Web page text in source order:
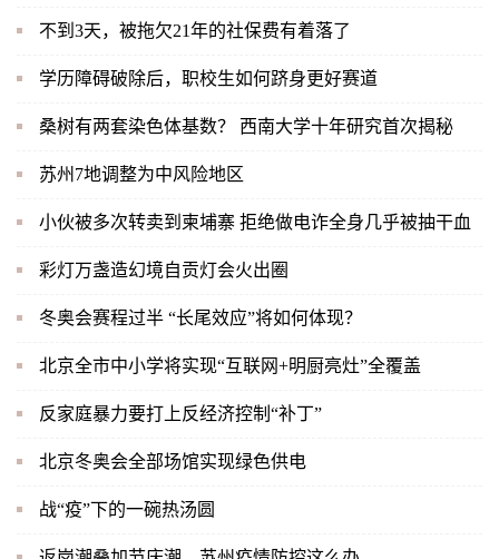
不到3天，被拖欠21年的社保费有着落了
学历障碍破除后，职校生如何跻身更好赛道
桑树有两套染色体基数？ 西南大学十年研究首次揭秘
苏州7地调整为中风险地区
小伙被多次转卖到柬埔寨 拒绝做电诈全身几乎被抽干血
彩灯万盏造幻境自贡灯会火出圈
冬奥会赛程过半 “长尾效应”将如何体现？
北京全市中小学将实现“互联网+明厨亮灶”全覆盖
反家庭暴力要打上反经济控制“补丁”
北京冬奥会全部场馆实现绿色供电
战“疫”下的一碗热汤圆